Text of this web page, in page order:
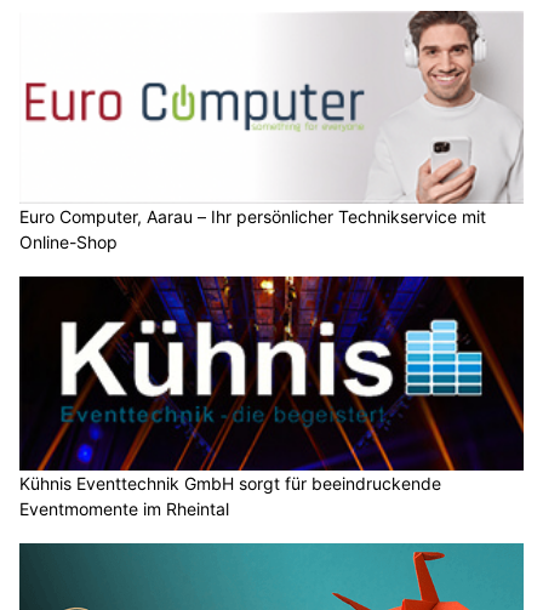
Euro Computer, Aarau – Ihr persönlicher Technikservice mit
Online-Shop
Kühnis Eventtechnik GmbH sorgt für beeindruckende
Eventmomente im Rheintal